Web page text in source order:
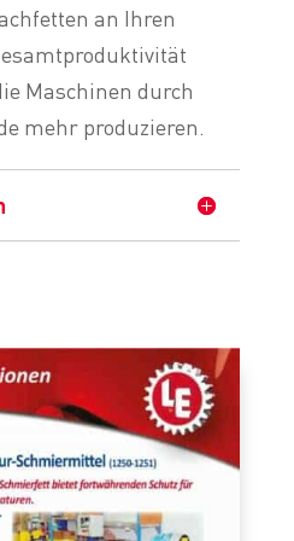
an Ihren
Maschinen durch
mehr produzieren.